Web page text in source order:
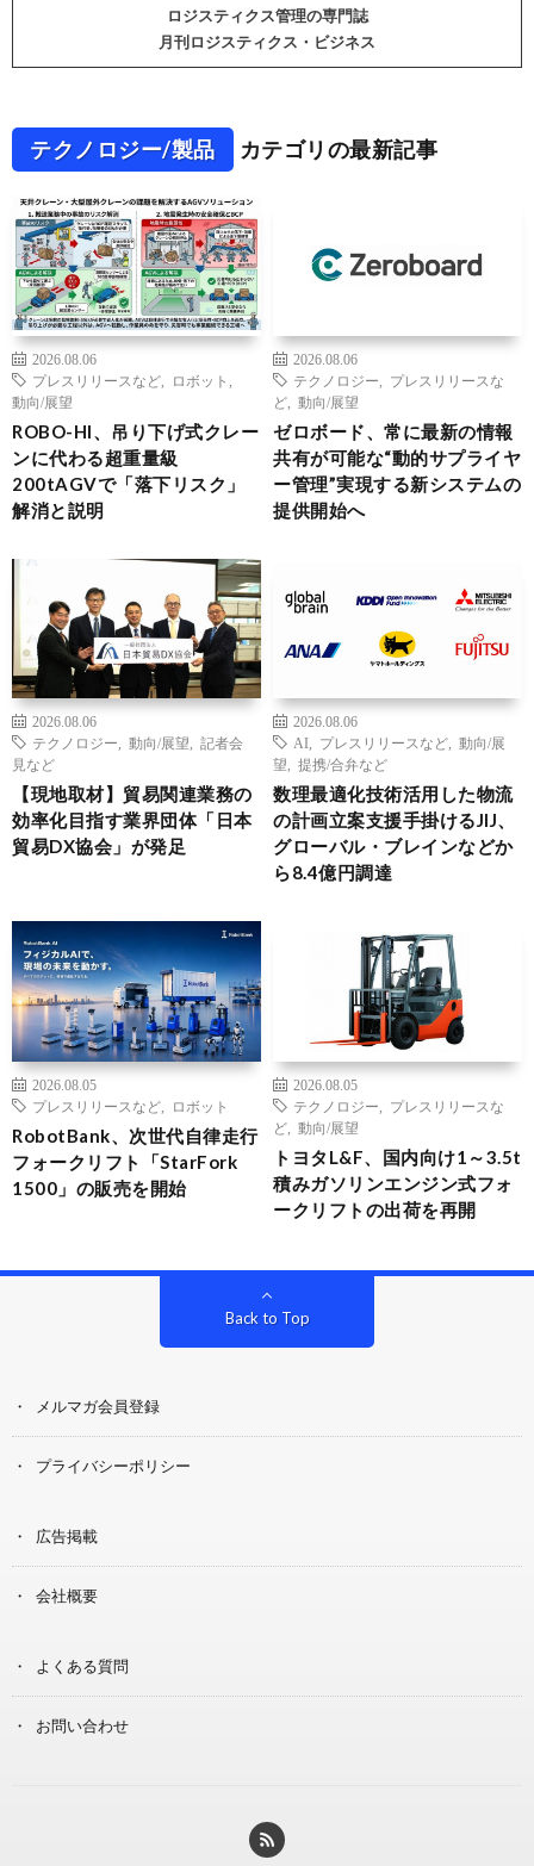
ロジスティクス管理の専門誌
月刊ロジスティクス・ビジネス
テクノロジー/製品 カテゴリの最新記事
2026.08.06
プレスリリースなど
ロボット
動向/展望
ROBO-HI、吊り下げ式クレー
ンに代わる超重量級
200tAGVで「落下リスク」
解消と説明
2026.08.06
テクノロジー
プレスリリースな
ど
動向/展望
ゼロボード、常に最新の情報
共有が可能な“動的サプライヤ
ー管理”実現する新システムの
提供開始へ
2026.08.06
テクノロジー
動向/展望
記者会
見など
【現地取材】貿易関連業務の
効率化目指す業界団体「日本
貿易DX協会」が発足
2026.08.06
AI
プレスリリースなど
動向/展
望
提携/合弁など
数理最適化技術活用した物流
の計画立案支援手掛けるJIJ、
グローバル・ブレインなどか
ら8.4億円調達
2026.08.05
プレスリリースなど
ロボット
RobotBank、次世代自律走行
フォークリフト「StarFork
1500」の販売を開始
2026.08.05
テクノロジー
プレスリリースな
ど
動向/展望
トヨタL&F、国内向け1～3.5t
積みガソリンエンジン式フォ
ークリフトの出荷を再開
Back to Top
メルマガ会員登録
プライバシーポリシー
広告掲載
会社概要
よくある質問
お問い合わせ